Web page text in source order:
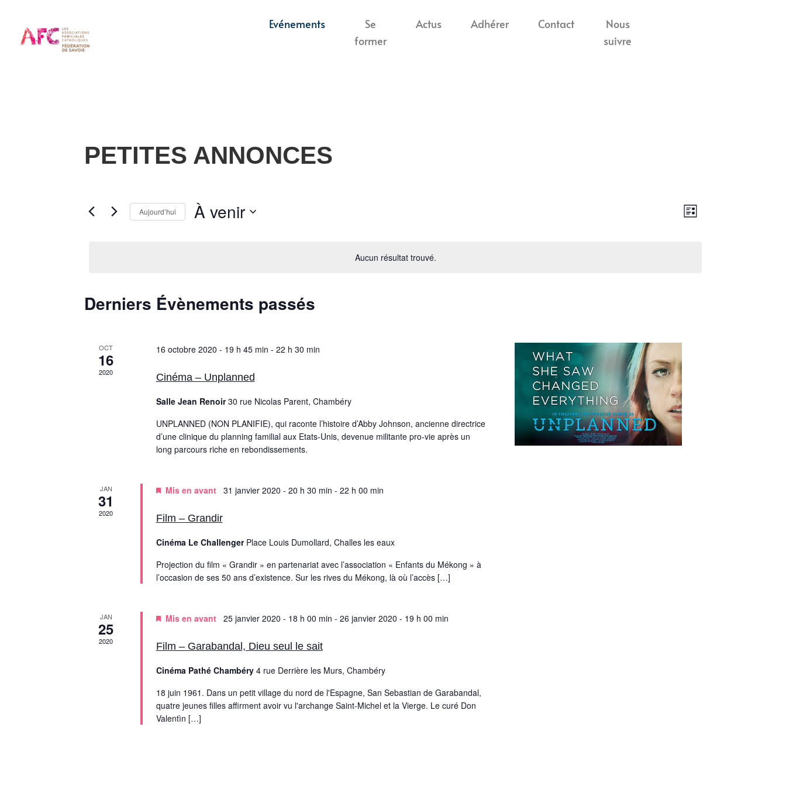
Evénements
Se
former
Actus Adhérer Contact
Nous
suivre
PETITES ANNONCES
Aucun résultat trouvé.
Liste
Aujourd’hui À venir
Derniers Évènements passés
OCT
16
2020
16 octobre 2020 - 19 h 45 min - 22 h 30 min
Cinéma – Unplanned
Salle Jean Renoir30 rue Nicolas Parent, Chambéry
UNPLANNED (NON PLANIFIE), qui raconte l’histoire d’Abby Johnson, ancienne directrice
d’une clinique du planning familial aux Etats-Unis, devenue militante pro-vie après un
long parcours riche en rebondissements.
JAN
31
2020
Mis en avant 31 janvier 2020 - 20 h 30 min - 22 h 00 min
Film – Grandir
Cinéma Le Challenger Place Louis Dumollard, Challes les eaux
Projection du film « Grandir » en partenariat avec l’association « Enfants du Mékong » à
l’occasion de ses 50 ans d’existence. Sur les rives du Mékong, là où l’accès […]
JAN
25
2020
Mis en avant 25 janvier 2020 - 18 h 00 min - 26 janvier 2020 - 19 h 00 min
Film – Garabandal, Dieu seul le sait
Cinéma Pathé Chambéry 4 rue Derrière les Murs, Chambéry
18 juin 1961. Dans un petit village du nord de l'Espagne, San Sebastian de Garabandal,
quatre jeunes filles affirment avoir vu l'archange Saint-Michel et la Vierge. Le curé Don
Valentìn […]